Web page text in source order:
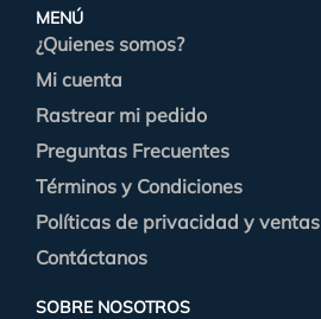
MENÚ
¿Quienes somos?
Mi cuenta
Rastrear mi pedido
Preguntas Frecuentes
Términos y Condiciones
Políticas de privacidad y ventas
Contáctanos
SOBRE NOSOTROS